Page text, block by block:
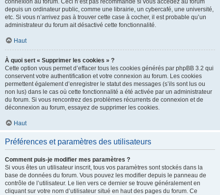
connexion au forum. Ceci n’est pas recommandé si vous accédez au forum
depuis un ordinateur public, comme une librairie, un cybercafé, une université,
etc. Si vous n’arrivez pas à trouver cette case à cocher, il est probable qu’un
administrateur du forum ait désactivé cette fonctionnalité.
Haut
À quoi sert « Supprimer les cookies » ?
Cette option vous permet d’effacer tous les cookies générés par phpBB 3.2 qui
conservent votre authentification et votre connexion au forum. Les cookies
permettent également d’enregistrer le statut des messages (s’ils sont lus ou
non lus) dans le cas où cette fonctionnalité a été activée par un administrateur
du forum. Si vous rencontrez des problèmes récurrents de connexion et de
déconnexion au forum, essayez de supprimer les cookies.
Haut
Préférences et paramètres des utilisateurs
Comment puis-je modifier mes paramètres ?
Si vous êtes un utilisateur inscrit, tous vos paramètres sont stockés dans la
base de données du forum. Vous pouvez les modifier depuis le panneau de
contrôle de l’utilisateur. Le lien vers ce dernier se trouve généralement en
cliquant sur votre nom d’utilisateur situé en haut des pages du forum. Ce